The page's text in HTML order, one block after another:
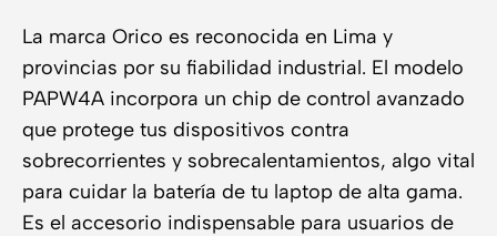
La marca Orico es reconocida en Lima y
provincias por su fiabilidad industrial. El modelo
PAPW4A incorpora un chip de control avanzado
que protege tus dispositivos contra
sobrecorrientes y sobrecalentamientos, algo vital
para cuidar la batería de tu laptop de alta gama.
Es el accesorio indispensable para usuarios de